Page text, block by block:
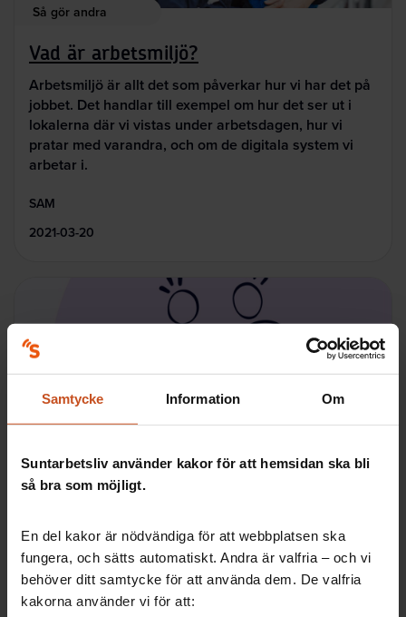
Samtycke Information Om
Suntarbetsliv använder kakor för att hemsidan ska bli
så bra som möjligt.
En del kakor är nödvändiga för att webbplatsen ska
fungera, och sätts automatiskt. Andra är valfria – och vi
behöver ditt samtycke för att använda dem. De valfria
kakorna använder vi för att:
Så gör andra
Vad är arbetsmiljö?
Arbetsmiljö är allt det som påverkar hur vi har det på
jobbet. Det handlar till exempel om hur det ser ut i
lokalerna där vi vistas under arbetsdagen, hur vi
pratar med varandra, och om de digitala system vi
arbetar i.
SAM
2021-03-20
Digitala verktyg
Ekonomisk analys – psykisk ohälsa
med att arbeta förebyggande med arbetsmiljön.
SAM, OSA, Ledarskap